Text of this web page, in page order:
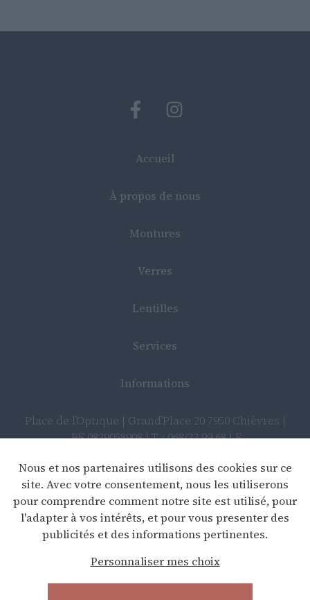
Accueil
À propos de nous
Montures
Verres
Lentilles
Services
Informations
Déclaration de confidentialité
Clause de non-responsabilité
Place de l’Optique | Grand’Place 20 7950 Chièvres |
BE 0839058908 | T : 068/33 99 68 | E
Nous et nos partenaires utilisons des cookies sur ce
site. Avec votre consentement, nous les utiliserons
pour comprendre comment notre site est utilisé, pour
l'adapter à vos intérêts, et pour vous presenter des
publicités et des informations pertinentes.
Personnaliser mes choix